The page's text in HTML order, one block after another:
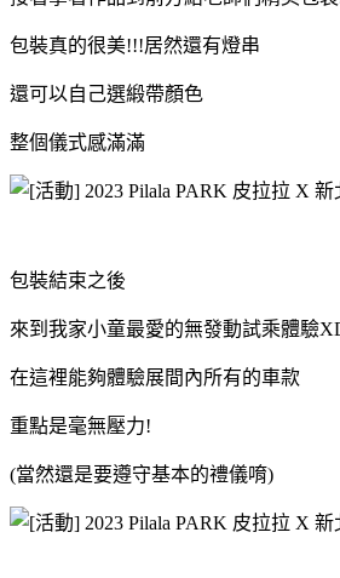
包裝真的很美!!!居然還有燈串
還可以自己選緞帶顏色
整個儀式感滿滿
包裝結束之後
來到我家小童最愛的無發動試乘體驗
在這裡能夠體驗展間內所有的車款
重點是毫無壓力!
(當然還是要遵守基本的禮儀唷)